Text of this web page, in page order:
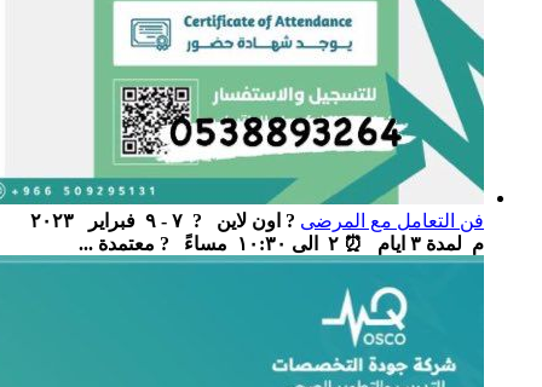
فن التعامل مع المرضى
? اون لاين ‏ ‏ ? ٧ - ٩ فبراير ٢٠٢٣
م لمدة ٣ ايام ‏ ⏰ ٢ الى ١٠:٣٠ مساءً ‏ ‏ ? معتمدة ...